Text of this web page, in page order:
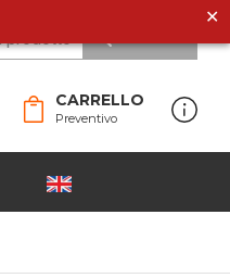
✕
CARRELLO
Preventivo